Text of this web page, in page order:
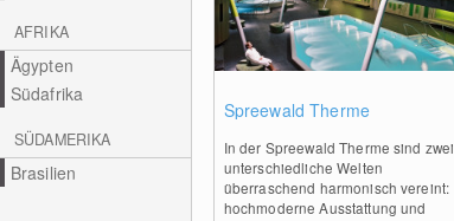
AFRIKA
Ägypten
Südafrika
SÜDAMERIKA
Brasilien
Spreewald Therme
In der Spreewald Therme sind zwei
unterschiedliche Welten
überraschend harmonisch vereint:
hochmoderne Ausstattung und